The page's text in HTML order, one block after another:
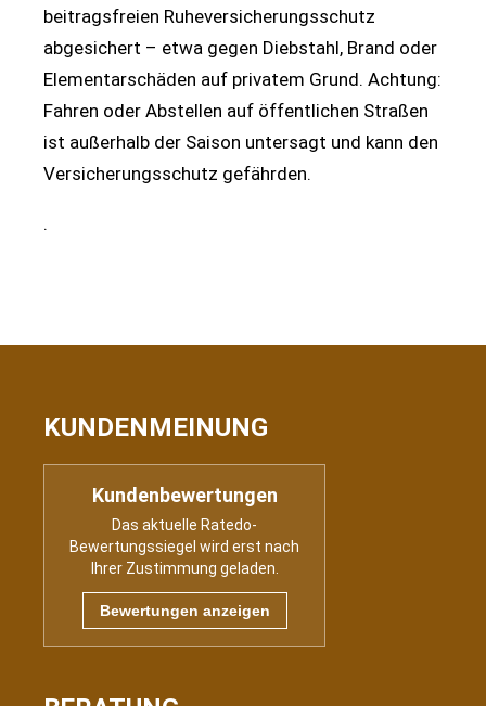
beitragsfreien Ruheversicherungsschutz
abgesichert – etwa gegen Diebstahl, Brand oder
Elementarschäden auf privatem Grund. Achtung:
Fahren oder Abstellen auf öffentlichen Straßen
ist außerhalb der Saison untersagt und kann den
Versicherungsschutz gefährden.
.
KUNDENMEINUNG
Kundenbewertungen
Das aktuelle Ratedo-
Bewertungssiegel wird erst nach
Ihrer Zustimmung geladen.
Bewertungen anzeigen